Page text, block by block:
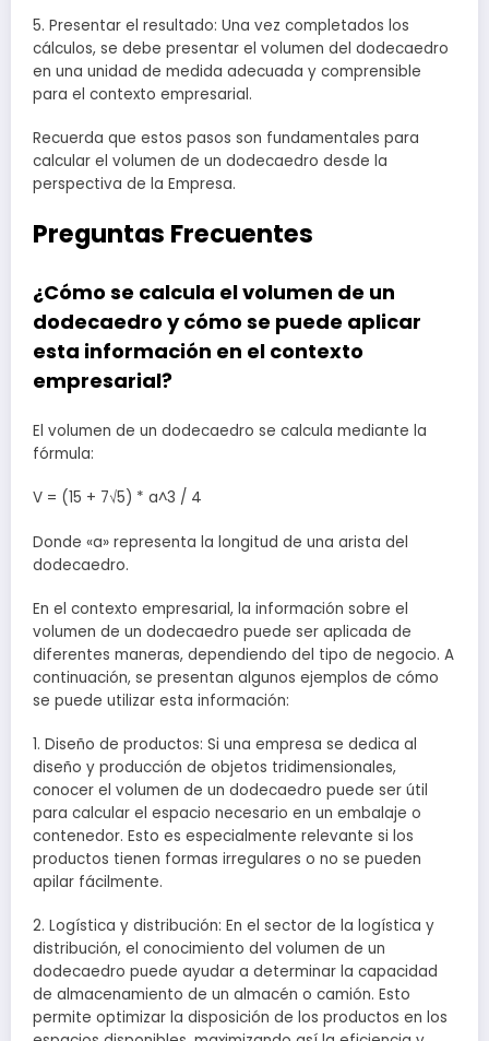
5. Presentar el resultado: Una vez completados los
cálculos, se debe presentar el volumen del dodecaedro
en una unidad de medida adecuada y comprensible
para el contexto empresarial.
Recuerda que estos pasos son fundamentales para
calcular el volumen de un dodecaedro desde la
perspectiva de la Empresa.
Preguntas Frecuentes
¿Cómo se calcula el volumen de un
dodecaedro y cómo se puede aplicar
esta información en el contexto
empresarial?
El volumen de un dodecaedro se calcula mediante la
fórmula:
V = (15 + 7√5) * a^3 / 4
Donde «a» representa la longitud de una arista del
dodecaedro.
En el contexto empresarial, la información sobre el
volumen de un dodecaedro puede ser aplicada de
diferentes maneras, dependiendo del tipo de negocio. A
continuación, se presentan algunos ejemplos de cómo
se puede utilizar esta información:
1. Diseño de productos: Si una empresa se dedica al
diseño y producción de objetos tridimensionales,
conocer el volumen de un dodecaedro puede ser útil
para calcular el espacio necesario en un embalaje o
contenedor. Esto es especialmente relevante si los
productos tienen formas irregulares o no se pueden
apilar fácilmente.
2. Logística y distribución: En el sector de la logística y
distribución, el conocimiento del volumen de un
dodecaedro puede ayudar a determinar la capacidad
de almacenamiento de un almacén o camión. Esto
permite optimizar la disposición de los productos en los